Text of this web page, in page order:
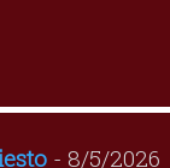
- 8/5/2026